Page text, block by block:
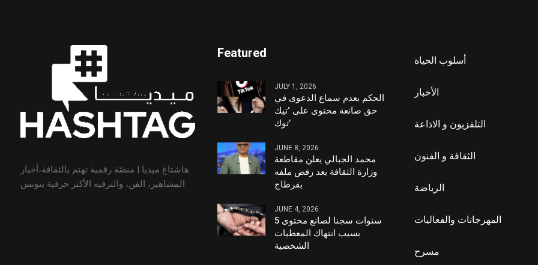
هاشتاغ ميديا | منصّة رقمية تهتم بالثقافة،أخبار
المشاهير، الفن، والترفيه الأكثر حرفية بتونس
Featured
JULY 1, 2026
الحكم بعدم سماع الدعوى في
حق صانعة محتوى على ‘تيك
توك’
JUNE 8, 2026
محمد الجبالي يعلن مقاطعة
وزارة الثقافة بعد رفض ملفه
بقرطاج
JUNE 4, 2026
5 سنوات سجنا لصانع محتوى
بسبب انتهاك المعطيات
الشخصية
أسلوب الحياة
الأخبار
التلفزيون و الاذاعة
الثقافة و الفنون
الرياضة
المهرجانات والفعاليات
مسرح